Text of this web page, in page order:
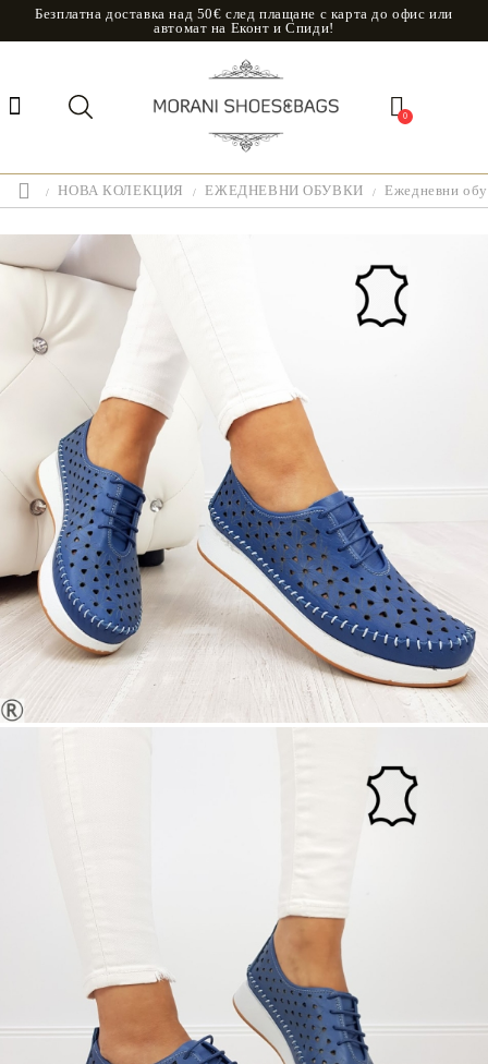
Безплатна доставка над 50€ след плащане с карта до офис или
автомат на Еконт и Спиди!
0
НОВА КОЛЕКЦИЯ ЕЖЕДНЕВНИ ОБУВКИ Ежедневни